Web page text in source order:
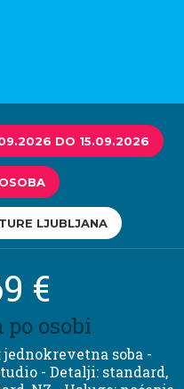
DO 15.09.2026
LJUBLJANA
€
po osobi
jednokrevetna soba -
- Detalji: standard,